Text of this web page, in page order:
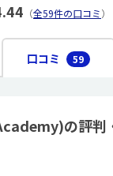
（全59件の口コミ）
口コミ 59
の評判